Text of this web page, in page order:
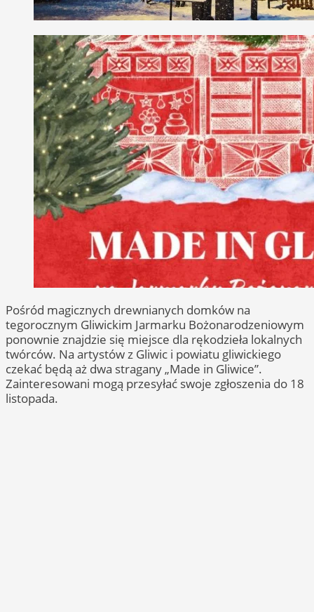
Pośród magicznych drewnianych domków na
tegorocznym Gliwickim Jarmarku Bożonarodzeniowym
ponownie znajdzie się miejsce dla rękodzieła lokalnych
twórców. Na artystów z Gliwic i powiatu gliwickiego
czekać będą aż dwa stragany „Made in Gliwice”.
Zainteresowani mogą przesyłać swoje zgłoszenia do 18
listopada.